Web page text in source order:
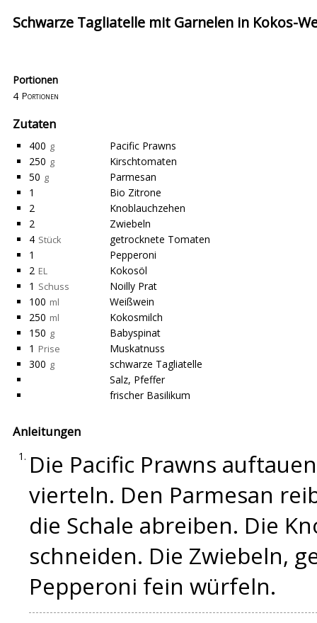
Schwarze Tagliatelle mit Garnelen in Kokos-
Portionen
4 Portionen
Zutaten
400 g
Pacific Prawns
250 g
Kirschtomaten
50 g
Parmesan
1
Bio Zitrone
2
Knoblauchzehen
2
Zwiebeln
4 Stück
getrocknete Tomaten
1
Pepperoni
2 EL
Kokosöl
1 Schuss
Noilly Prat
100 ml
Weißwein
250 ml
Kokosmilch
150 g
Babyspinat
1 Prise
Muskatnuss
300 g
schwarze Tagliatelle
Salz, Pfeffer
frischer Basilikum
Anleitungen
Die Pacific Prawns
vierteln. Den Parmesan
die Schale abreiben. Die
schneiden. Die Zwiebeln,
Pepperoni fein würfeln.